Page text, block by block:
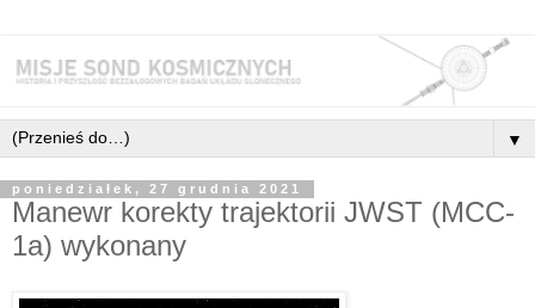
▼
poniedziałek, 27 grudnia 2021
Manewr korekty trajektorii JWST (MCC-
1a) wykonany